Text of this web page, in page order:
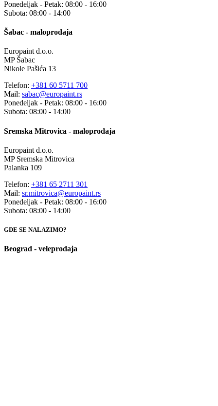
Ponedeljak - Petak: 08:00 - 16:00
Subota: 08:00 - 14:00
Šabac - maloprodaja
Europaint d.o.o.
MP Šabac
Nikole Pašića 13
Telefon: +381 60 5711 700
Mail: sabac@europaint.rs
Ponedeljak - Petak: 08:00 - 16:00
Subota: 08:00 - 14:00
Sremska Mitrovica - maloprodaja
Europaint d.o.o.
MP Sremska Mitrovica
Palanka 109
Telefon: +381 65 2711 301
Mail: sr.mitrovica@europaint.rs
Ponedeljak - Petak: 08:00 - 16:00
Subota: 08:00 - 14:00
GDE SE NALAZIMO?
Beograd - veleprodaja